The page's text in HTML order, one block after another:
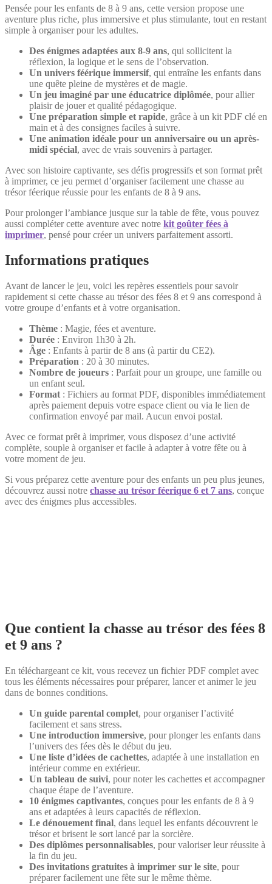
Pensée pour les enfants de 8 à 9 ans, cette version propose une
aventure plus riche, plus immersive et plus stimulante, tout en restant
simple à organiser pour les adultes.
Des énigmes adaptées aux 8-9 ans, qui sollicitent la
réflexion, la logique et le sens de l’observation.
Un univers féérique immersif, qui entraîne les enfants dans
une quête pleine de mystères et de magie.
Un jeu imaginé par une éducatrice diplômée, pour allier
plaisir de jouer et qualité pédagogique.
Une préparation simple et rapide, grâce à un kit PDF clé en
main et à des consignes faciles à suivre.
Une animation idéale pour un anniversaire ou un après-
midi spécial, avec de vrais souvenirs à partager.
Avec son histoire captivante, ses défis progressifs et son format prêt
à imprimer, ce jeu permet d’organiser facilement une chasse au
trésor féerique réussie pour les enfants de 8 à 9 ans.
Pour prolonger l’ambiance jusque sur la table de fête, vous pouvez
aussi compléter cette aventure avec notre kit goûter fées à
imprimer, pensé pour créer un univers parfaitement assorti.
Informations pratiques
Avant de lancer le jeu, voici les repères essentiels pour savoir
rapidement si cette chasse au trésor des fées 8 et 9 ans correspond à
votre groupe d’enfants et à votre organisation.
Thème : Magie, fées et aventure.
Durée : Environ 1h30 à 2h.
Âge : Enfants à partir de 8 ans (à partir du CE2).
Préparation : 20 à 30 minutes.
Nombre de joueurs : Parfait pour un groupe, une famille ou
un enfant seul.
Format : Fichiers au format PDF, disponibles immédiatement
après paiement depuis votre espace client ou via le lien de
confirmation envoyé par mail. Aucun envoi postal.
Avec ce format prêt à imprimer, vous disposez d’une activité
complète, souple à organiser et facile à adapter à votre fête ou à
votre moment de jeu.
Si vous préparez cette aventure pour des enfants un peu plus jeunes,
découvrez aussi notre chasse au trésor féerique 6 et 7 ans, conçue
avec des énigmes plus accessibles.
Que contient la chasse au trésor des fées 8
et 9 ans ?
En téléchargeant ce kit, vous recevez un fichier PDF complet avec
tous les éléments nécessaires pour préparer, lancer et animer le jeu
dans de bonnes conditions.
Un guide parental complet, pour organiser l’activité
facilement et sans stress.
Une introduction immersive, pour plonger les enfants dans
l’univers des fées dès le début du jeu.
Une liste d’idées de cachettes, adaptée à une installation en
intérieur comme en extérieur.
Un tableau de suivi, pour noter les cachettes et accompagner
chaque étape de l’aventure.
10 énigmes captivantes, conçues pour les enfants de 8 à 9
ans et adaptées à leurs capacités de réflexion.
Le dénouement final, dans lequel les enfants découvrent le
trésor et brisent le sort lancé par la sorcière.
Des diplômes personnalisables, pour valoriser leur réussite à
la fin du jeu.
Des invitations gratuites à imprimer sur le site, pour
préparer facilement une fête sur le même thème.